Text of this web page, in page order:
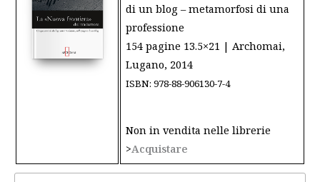
di un blog – metamorfosi di una
professione
154 pagine 13.5×21 | Archomai,
Lugano, 2014
ISBN: 978-88-906130-7-4
Non in vendita nelle librerie
>Acquistare